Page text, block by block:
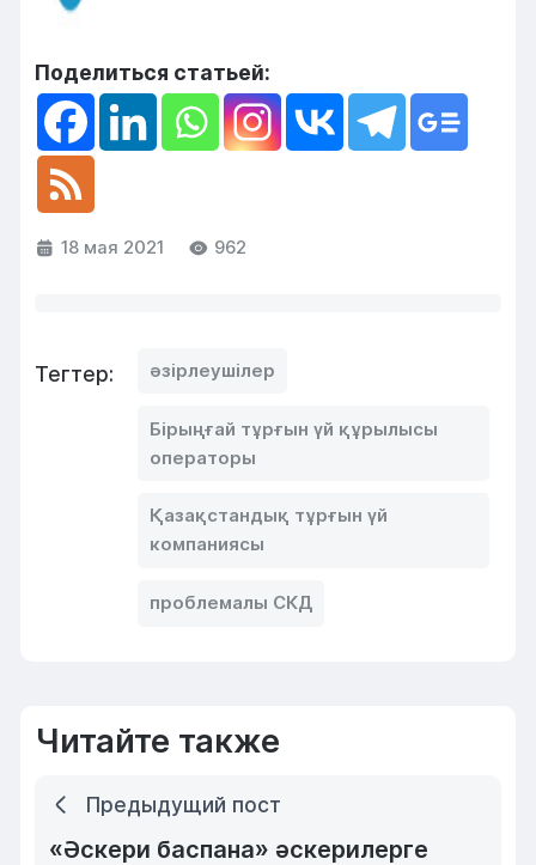
Поделиться статьей:
18 мая 2021 962
Тегтер: әзірлеушілер
Бірыңғай тұрғын үй құрылысы
операторы
Қазақстандық тұрғын үй
компаниясы
проблемалы СКД
Читайте также
Предыдущий пост
«Әскери баспана» әскерилерге